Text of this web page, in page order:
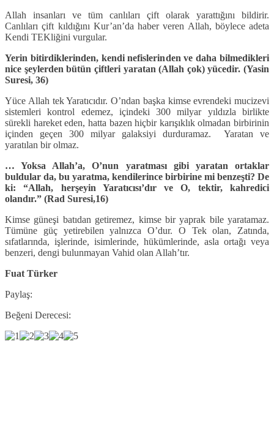
Allah insanları ve tüm canlıları çift olarak yarattığını bildirir.
Canlıları çift kıldığını Kur’an’da haber veren Allah, böylece adeta
Kendi TEKliğini vurgular.
Yerin bitirdiklerinden, kendi nefislerinden ve daha bilmedikleri
nice şeylerden bütün çiftleri yaratan (Allah çok) yücedir. (Yasin
Suresi, 36)
Yüce Allah tek Yaratıcıdır. O’ndan başka kimse evrendeki mucizevi
sistemleri kontrol edemez, içindeki 300 milyar yıldızla birlikte
sürekli hareket eden, hatta bazen hiçbir karışıklık olmadan birbirinin
içinden geçen 300 milyar galaksiyi durduramaz. Yaratan ve
yaratılan bir olmaz.
… Yoksa Allah’a, O’nun yaratması gibi yaratan ortaklar
buldular da, bu yaratma, kendilerince birbirine mi benzeşti? De
ki: “Allah, herşeyin Yaratıcısı’dır ve O, tektir, kahredici
olandır.” (Rad Suresi,16)
Kimse güneşi batıdan getiremez, kimse bir yaprak bile yaratamaz.
Tümüne güç yetirebilen yalnızca O’dur. O Tek olan, Zatında,
sıfatlarında, işlerinde, isimlerinde, hükümlerinde, asla ortağı veya
benzeri, dengi bulunmayan Vahid olan Allah’tır.
Fuat Türker
Paylaş:
Beğeni Derecesi: